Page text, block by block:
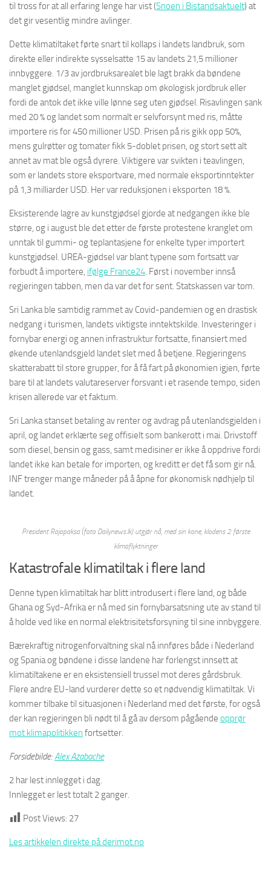
til tross for at all erfaring lenge har vist (Snoen i Bistandsaktuelt) at
det gir vesentlig mindre avlinger.
Dette klimatiltaket førte snart til kollaps i landets landbruk, som
direkte eller indirekte sysselsatte 15 av landets 21,5 millioner
innbyggere. 1/3 av jordbruksarealet ble lagt brakk da bøndene
manglet gjødsel, manglet kunnskap om økologisk jordbruk eller
fordi de antok det ikke ville lønne seg uten gjødsel. Risavlingen sank
med 20 % og landet som normalt er selvforsynt med ris, måtte
importere ris for 450 millioner USD. Prisen på ris gikk opp 50%,
mens gulrøtter og tomater fikk 5-doblet prisen, og stort sett alt
annet av mat ble også dyrere. Viktigere var svikten i teavlingen,
som er landets store eksportvare, med normale eksportinntekter
på 1,3 milliarder USD. Her var reduksjonen i eksporten 18 %.
Eksisterende lagre av kunstgjødsel gjorde at nedgangen ikke ble
større, og i august ble det etter de første protestene kranglet om
unntak til gummi- og teplantasjene for enkelte typer importert
kunstgjødsel. UREA-gjødsel var blant typene som fortsatt var
forbudt å importere, ifølge France24. Først i november innså
regjeringen tabben, men da var det for sent. Statskassen var tom.
Sri Lanka ble samtidig rammet av Covid-pandemien og en drastisk
nedgang i turismen, landets viktigste inntektskilde. Investeringer i
fornybar energi og annen infrastruktur fortsatte, finansiert med
økende utenlandsgjeld landet slet med å betjene. Regjeringens
skatterabatt til store grupper, for å få fart på økonomien igjen, førte
bare til at landets valutareserver forsvant i et rasende tempo, siden
krisen allerede var et faktum.
Sri Lanka stanset betaling av renter og avdrag på utenlandsgjelden i
april, og landet erklærte seg offisielt som bankerott i mai. Drivstoff
som diesel, bensin og gass, samt medisiner er ikke å oppdrive fordi
landet ikke kan betale for importen, og kreditt er det få som gir nå.
INF trenger mange måneder på å åpne for økonomisk nødhjelp til
landet.
President Rajapaksa (foto Dailynews.lk) utgjør nå, med sin kone, klodens 2 første
klimaflyktninger
Katastrofale klimatiltak i flere land
Denne typen klimatiltak har blitt introdusert i flere land, og både
Ghana og Syd-Afrika er nå med sin fornybarsatsning ute av stand til
å holde ved like en normal elektrisitetsforsyning til sine innbyggere.
Bærekraftig nitrogenforvaltning skal nå innføres både i Nederland
og Spania og bøndene i disse landene har forlengst innsett at
klimatiltakene er en eksistensiell trussel mot deres gårdsbruk.
Flere andre EU-land vurderer dette so et nødvendig klimatiltak. Vi
kommer tilbake til situasjonen i Nederland med det første, for også
der kan regjeringen bli nødt til å gå av dersom pågående opprør
mot klimapolitikken fortsetter.
Forsidebilde:Alex Azabache
2 har lest innlegget i dag.
Innlegget er lest totalt 2 ganger.
Post Views: 27
Les artikkelen direkte på derimot.no